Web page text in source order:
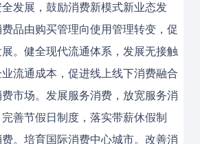
发展，鼓励消费新模式新业态发
品由购买管理向使用管理转变，促
。健全现代流通体系，发展无接触
流通成本，促进线上线下消费融合
市场。发展服务消费，放宽服务消
善节假日制度，落实带薪休假制
。培育国际消费中心城市。改善消